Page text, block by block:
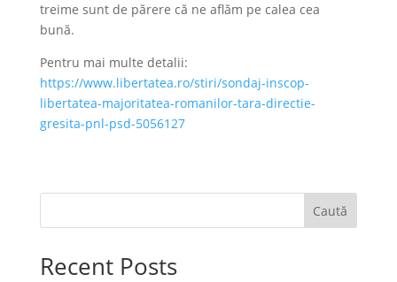
treime sunt de părere că ne aflăm pe calea cea
bună.
Pentru mai multe detalii:
https://www.libertatea.ro/stiri/sondaj-inscop-
libertatea-majoritatea-romanilor-tara-directie-
gresita-pnl-psd-5056127
Caută
Recent Posts